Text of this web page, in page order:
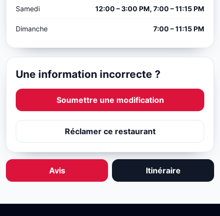
Samedi 12:00 – 3:00 PM, 7:00 – 11:15 PM
Dimanche 7:00 – 11:15 PM
Une information incorrecte ?
Soumettre une modification
Réclamer ce restaurant
Avis Itinéraire